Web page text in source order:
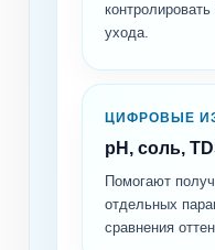
ухода.
ЦИФРОВЫЕ
pH, соль,
Помогают
отдельных
сравнения